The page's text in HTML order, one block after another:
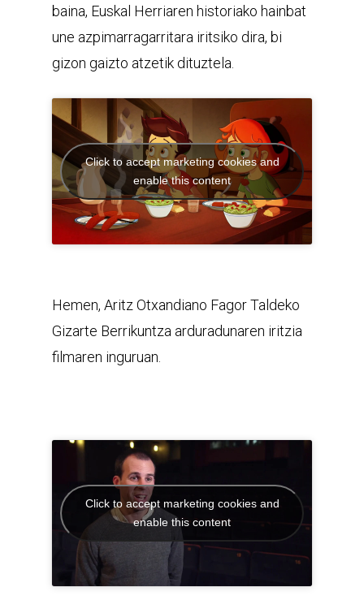
baina, Euskal Herriaren historiako hainbat
une azpimarragarritara iritsiko dira, bi
gizon gaizto atzetik dituztela.
Click to accept marketing cookies and
enable this content
Hemen, Aritz Otxandiano Fagor Taldeko
Gizarte Berrikuntza arduradunaren iritzia
filmaren inguruan.
Click to accept marketing cookies and
enable this content